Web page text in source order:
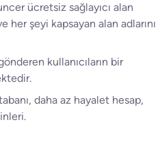
ücretsiz sağlayıcı alan
her şeyi kapsayan alan adlarını
kullanıcıların bir
daha az hayalet hesap,